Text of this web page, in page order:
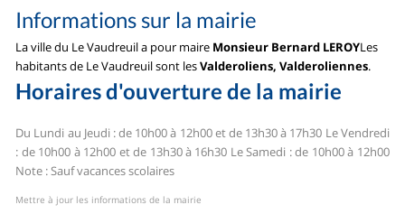
Informations sur la mairie
La ville du Le Vaudreuil a pour maire Monsieur Bernard LEROYLes
habitants de Le Vaudreuil sont lesValderoliens, Valderoliennes.
Horaires d'ouverture de la mairie
Du Lundi au Jeudi : de 10h00 à 12h00 et de 13h30 à 17h30 Le Vendredi
: de 10h00 à 12h00 et de 13h30 à 16h30 Le Samedi : de 10h00 à 12h00
Note : Sauf vacances scolaires
Mettre à jour les informations de la mairie